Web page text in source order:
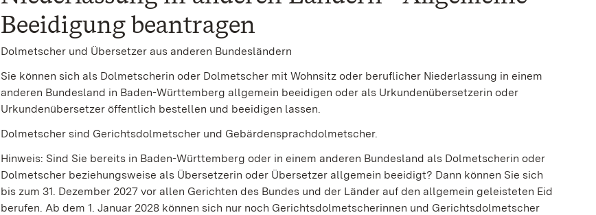
Beeidigung beantragen
Dolmetscher und Übersetzer aus anderen Bundesländern
Sie können sich als Dolmetscherin oder Dolmetscher mit Wohnsitz oder beruflicher Niederlassung in einem
anderen Bundesland in Baden-Württemberg allgemein beeidigen oder als Urkundenübersetzerin oder
Urkundenübersetzer öffentlich bestellen und beeidigen lassen.
Dolmetscher sind Gerichtsdolmetscher und Gebärdensprachdolmetscher.
Hinweis: Sind Sie bereits in Baden-Württemberg oder in einem anderen Bundesland als Dolmetscherin oder
Dolmetscher beziehungsweise als Übersetzerin oder Übersetzer allgemein beeidigt? Dann können Sie sich
bis zum 31. Dezember 2027 vor allen Gerichten des Bundes und der Länder auf den allgemein geleisteten Eid
berufen. Ab dem 1. Januar 2028 können sich nur noch Gerichtsdolmetscherinnen und Gerichtsdolmetscher